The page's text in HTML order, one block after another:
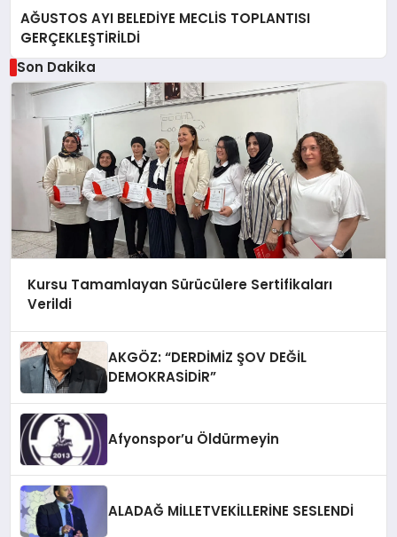
AĞUSTOS AYI BELEDİYE MECLİS TOPLANTISI
GERÇEKLEŞTİRİLDİ
Son Dakika
Kursu Tamamlayan Sürücülere Sertifikaları
Verildi
AKGÖZ: “DERDİMİZ ŞOV DEĞİL
DEMOKRASİDİR”
Afyonspor’u Öldürmeyin
ALADAĞ MİLLETVEKİLLERİNE SESLENDİ